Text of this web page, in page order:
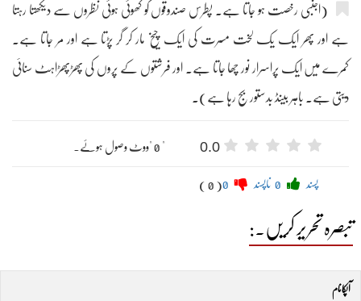
(اجنبی رخصت ہو جاتا ہے۔ پطرس صندوقوں کو کھوئی ہوئی نظروں سے دیکھتا رہتا
ہے اور پھر ایک یک لخت مسرت کی ایک چیخ مار کر گر پڑتا ہے اور مر جاتا ہے۔
کمرے میں ایک پراسرار نور چھا جاتا ہے۔ اور فرشتوں کے پروں کی پھڑپھڑاہٹ سنائی
دیتی ہے۔ باہر بینڈ بدستور بج رہا ہے)۔
0.0 " 0 "ووٹ وصول ہوئے۔
پسند ناپسند ( 0 )
تبصرہ تحریر کریں۔:
آپکا نام